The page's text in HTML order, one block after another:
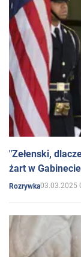
"Zełenski,
żart w
Rozrywka03.03.2025